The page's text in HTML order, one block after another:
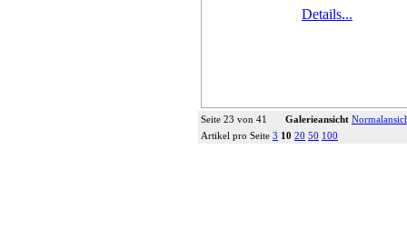
Details...
Seite 23 von 41 Galerieansicht
Artikel pro Seite 3 10 20 50 100